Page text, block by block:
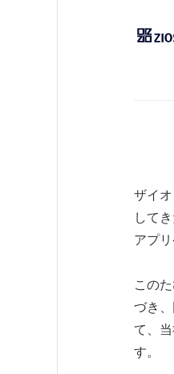
ザイ
して
アプ
この
づき
て、
す。